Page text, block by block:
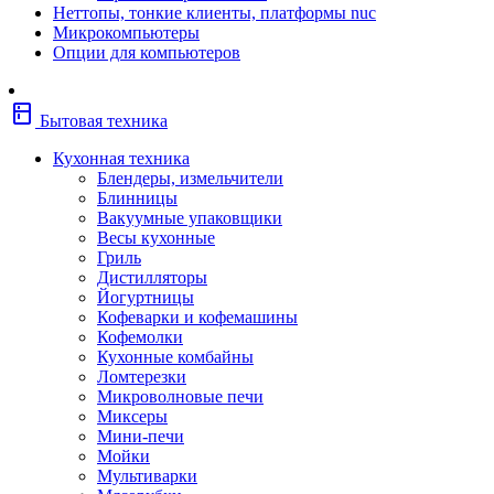
Фены
Щипцы
Электробритвы
Сушильные машины
Морозильные камеры
Плиты
Посудомоечные машины
Водонагреватели
Бойлеры
Встраиваемая техника
комбинированные
Духовые шкафы газовые
Неттопы, тонкие клиенты, платформы nuc
Микрокомпьютеры
Опции для компьютеров
kitchen Бытовая техника
Кухонная техника
Блендеры, измельчители
Блинницы
Вакуумные упаковщики
Весы кухонные
Гриль
Дистилляторы
Йогуртницы
Кофеварки и кофемашины
Кофемолки
Кухонные комбайны
Ломтерезки
Микроволновые печи
Миксеры
Мини-печи
Мойки
Мультиварки